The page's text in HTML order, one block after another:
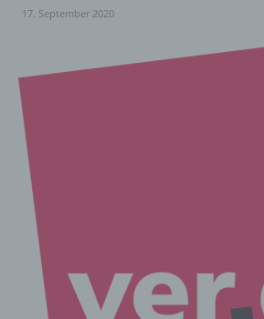
17. September 2020